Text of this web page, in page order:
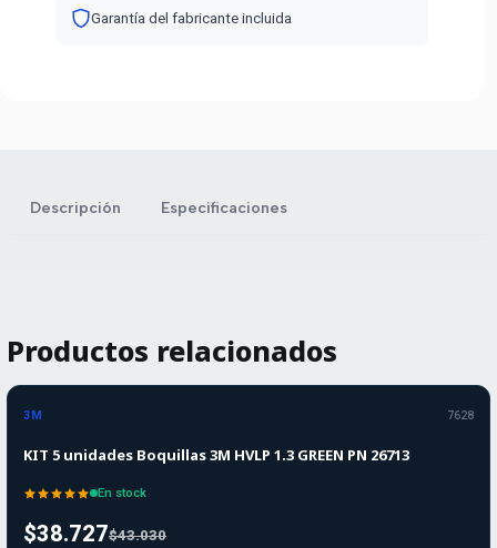
Garantía del fabricante incluida
Descripción Especificaciones
Productos relacionados
-10%
-10%
3M 7628
KIT 5 unidades Boquillas 3M HVLP 1.3 GREEN PN 26713
En stock
$38.727$43.030